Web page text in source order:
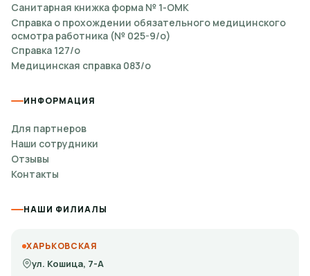
Санитарная книжка форма № 1-ОМК
Справка о прохождении обязательного медицинского
осмотра работника (№ 025-9/о)
Справка 127/о
Медицинская справка 083/о
ИНФОРМАЦИЯ
Для партнеров
Наши сотрудники
Отзывы
Контакты
НАШИ ФИЛИАЛЫ
ХАРЬКОВСКАЯ
ул. Кошица, 7-А